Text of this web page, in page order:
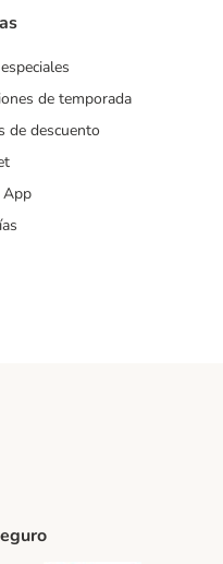
de temporada
de descuento
App